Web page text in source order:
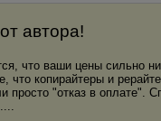
автора!
что ваши цены сильно
что копирайтеры и
"отказ в оплате".